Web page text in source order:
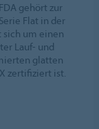
gehört zur
Flat in der
sich um einen
Lauf- und
glatten
zertifiziert ist.